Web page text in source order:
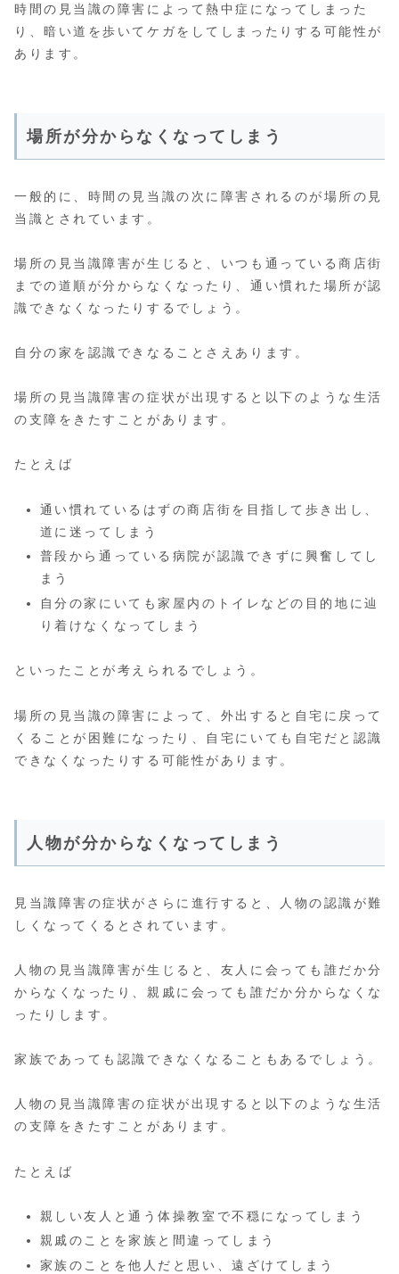
時間の見当識の障害によって熱中症になってしまった
り、暗い道を歩いてケガをしてしまったりする可能性が
あります。
場所が分からなくなってしまう
一般的に、時間の見当識の次に障害されるのが場所の見
当識とされています。
場所の見当識障害が生じると、いつも通っている商店街
までの道順が分からなくなったり、通い慣れた場所が認
識できなくなったりするでしょう。
自分の家を認識できなることさえあります。
場所の見当識障害の症状が出現すると以下のような生活
の支障をきたすことがあります。
たとえば
通い慣れているはずの商店街を目指して歩き出し、
道に迷ってしまう
普段から通っている病院が認識できずに興奮してし
まう
自分の家にいても家屋内のトイレなどの目的地に辿
り着けなくなってしまう
といったことが考えられるでしょう。
場所の見当識の障害によって、外出すると自宅に戻って
くることが困難になったり、自宅にいても自宅だと認識
できなくなったりする可能性があります。
人物が分からなくなってしまう
見当識障害の症状がさらに進行すると、人物の認識が難
しくなってくるとされています。
人物の見当識障害が生じると、友人に会っても誰だか分
からなくなったり、親戚に会っても誰だか分からなくな
ったりします。
家族であっても認識できなくなることもあるでしょう。
人物の見当識障害の症状が出現すると以下のような生活
の支障をきたすことがあります。
たとえば
親しい友人と通う体操教室で不穏になってしまう
親戚のことを家族と間違ってしまう
家族のことを他人だと思い、遠ざけてしまう